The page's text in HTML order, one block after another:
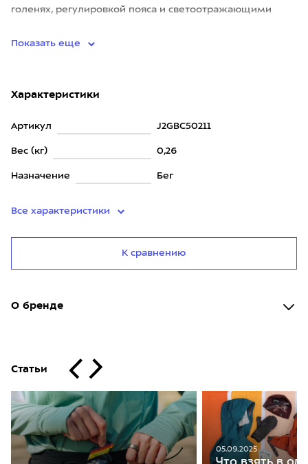
голенях, регулировкой пояса и светоотражающими
Показать еще
Характеристики
Артикул J2GBC50211
Вес (кг) 0,26
Назначение Бег
Все характеристики
К сравнению
О бренде
Статьи
05.09.2025